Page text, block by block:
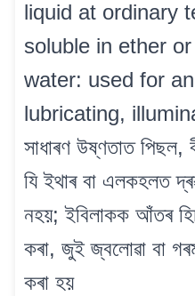
liquid at ordinary
soluble in ether
water: used for
lubricating,
সাধাৰণ উষ্ণতাত
যি ইথাৰ বা এলকহলত
নহয়; ইবিলাকক আঁতৰ
কৰা, জুই জ্বলোৱা বা
কৰা হয়